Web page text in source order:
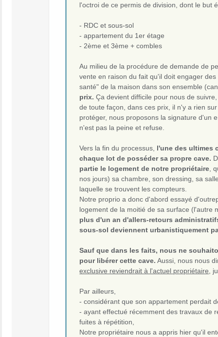
l'octroi de ce permis de division, dont le but
- RDC et sous-sol
- appartement du 1er étage
- 2ème et 3ème + combles
Au milieu de la procédure de demande de
vente en raison du fait qu'il doit engager
santé" de la maison dans son ensemble
prix. Ça devient difficile pour nous de
de toute façon, dans ces prix, il n'y a rien
protéger, nous proposons la signature d'un
n'est pas la peine et refuse.
Vers la fin du processus, l'une des ultimes
chaque lot de posséder sa propre cave.
partie le logement de notre propriétaire ,
nos jours) sa chambre, son dressing, sa
laquelle se trouvent les compteurs.
Notre proprio a donc d'abord essayé
logement de la moitié de sa surface (l'autre
plus d'un an d'allers-retours
sous-sol deviennent urbanistiquement
Sauf que dans les faits, nous ne
pour libérer cette cave. Aussi, nous nous
exclusive reviendrait à l'actuel propriétaire ,
Par ailleurs,
- considérant que son appartement perdait
- ayant effectué récemment des travaux de
fuites à répétition,
Notre propriétaire nous a appris hier qu'il